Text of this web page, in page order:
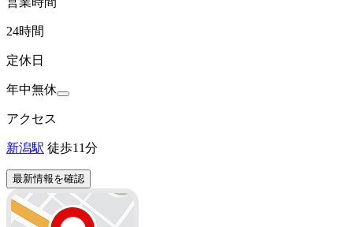
24時間
定休日
年中無休
アクセス
新潟駅 徒歩11分
最新情報を確認